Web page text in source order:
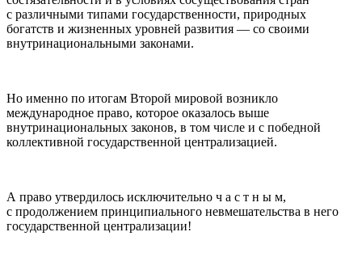
с различными типами государственности, природных
богатств и жизненных уровней развития — со своими
внутринациональными законами.
Но именно по итогам Второй мировой возникло
международное право, которое оказалось выше
внутринациональных законов, в том числе и с победной
коллективной государственной централизацией.
А право утвердилось исключительно ч а с т н ы м,
с продолжением принципиального невмешательства в него
государственной централизации!